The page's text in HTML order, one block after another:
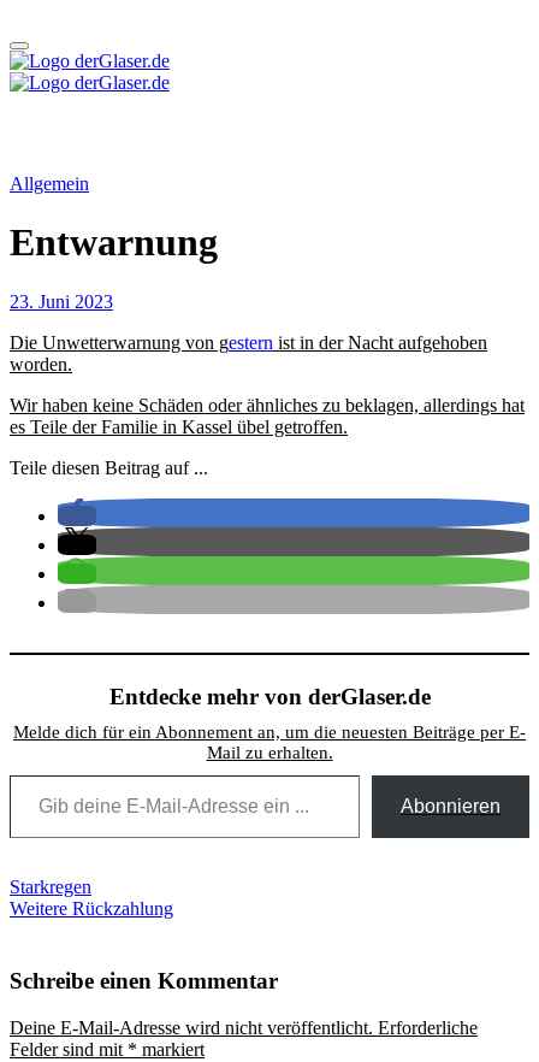
Inhalt
springen
derGlaser.de
Allgemein
Entwarnung
23. Juni 2023
Die Unwetterwarnung von gestern ist in der Nacht aufgehoben
worden.
Wir haben keine Schäden oder ähnliches zu beklagen, allerdings hat
es Teile der Familie in Kassel übel getroffen.
Teile diesen Beitrag auf ...
Entdecke mehr von derGlaser.de
Melde dich für ein Abonnement an, um die neuesten Beiträge per E-
Mail zu erhalten.
Gib deine E-Mail-Adresse ein ...
Abonnieren
Beitragsnavigation
Starkregen
Weitere Rückzahlung
Schreibe einen Kommentar
Deine E-Mail-Adresse wird nicht veröffentlicht. Erforderliche
Felder sind mit * markiert